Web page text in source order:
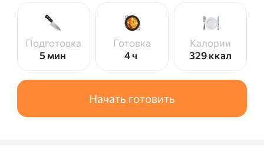
Подготовка
5 мин
Готовка
4 ч
Калории
329 ккал
Начать готовить